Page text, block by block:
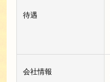
待遇
会社情報